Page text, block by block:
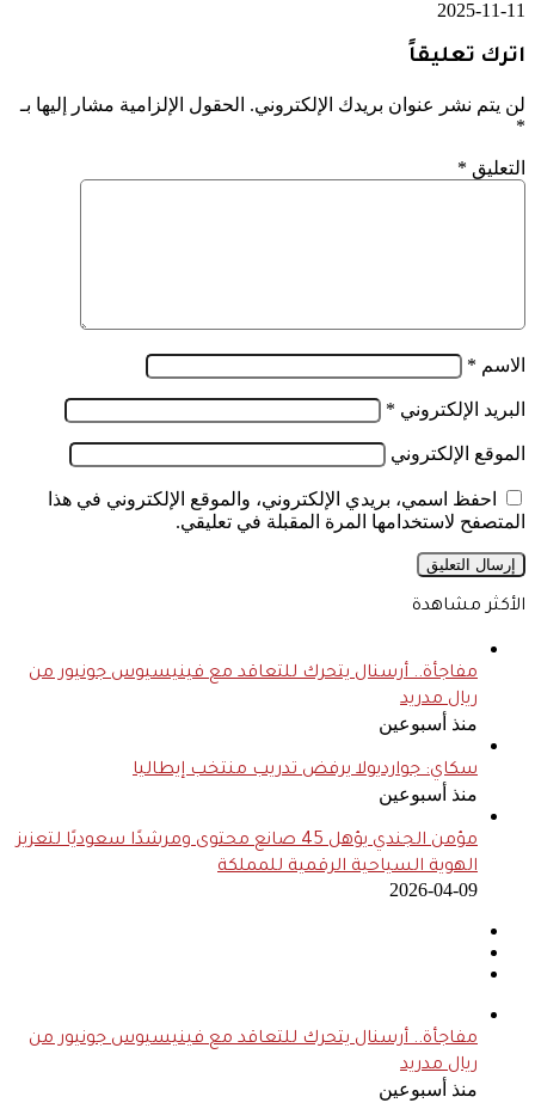
2025-11-11
اترك تعليقاً
لن يتم نشر عنوان بريدك الإلكتروني. الحقول الإلزامية مشار إليها بـ
*
التعليق *
الاسم *
البريد الإلكتروني *
الموقع الإلكتروني
احفظ اسمي، بريدي الإلكتروني، والموقع الإلكتروني في هذا
المتصفح لاستخدامها المرة المقبلة في تعليقي.
الأكثر مشاهدة
مفاجأة.. أرسنال يتحرك للتعاقد مع فينيسيوس جونيور من
ريال مدريد
منذ أسبوعين
سكاي: جوارديولا يرفض تدريب منتخب إيطاليا
منذ أسبوعين
مؤمن الجندي يؤهل 45 صانع محتوى ومرشدًا سعوديًا لتعزيز
الهوية السياحية الرقمية للمملكة
2026-04-09
مفاجأة.. أرسنال يتحرك للتعاقد مع فينيسيوس جونيور من
ريال مدريد
منذ أسبوعين